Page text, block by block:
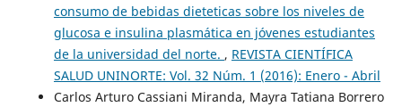
consumo de bebidas dieteticas sobre los niveles de
glucosa e insulina plasmática en jóvenes estudiantes
de la universidad del norte. , REVISTA CIENTÍFICA
SALUD UNINORTE: Vol. 32 Núm. 1 (2016): Enero - Abril
Carlos Arturo Cassiani Miranda, Mayra Tatiana Borrero